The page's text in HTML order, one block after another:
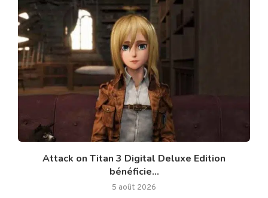
Attack on Titan 3 Digital Deluxe Edition
bénéficie...
5 août 2026